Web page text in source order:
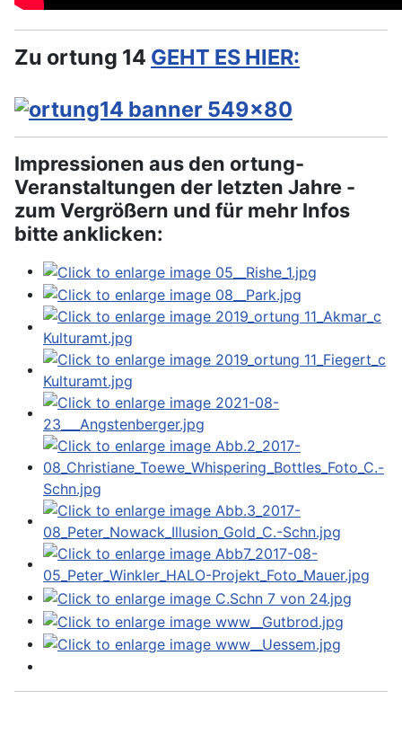
Zu ortung 14 GEHT ES HIER:
Impressionen aus den ortung-
Veranstaltungen der letzten Jahre -
zum Vergrößern und für mehr Infos
bitte anklicken: